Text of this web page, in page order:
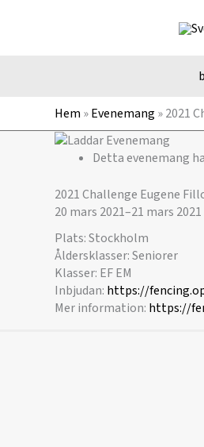
Hem »Evenemang »2021
Detta evenemang
2021 Challenge Eugene
20 mars 2021–21 mars 2021
Plats: Stockholm
Åldersklasser: Seniorer
Klasser: EF EM
Inbjudan: https://
Mer information: https://